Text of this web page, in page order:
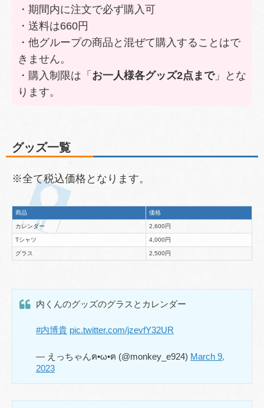
・期間内に注文で必ず購入可
・送料は660円
・他グループの商品と混ぜて購入することはで
きません。
・購入制限は「 お一人様各グッズ2点まで」とな
ります。
グッズ一覧
※全て税込価格となります。
商品 価格
カレンダー 2,600円
Tシャツ 4,000円
グラス 2,500円
内くんのグッズのグラスとカレンダー
#内博貴 pic.twitter.com/jzevfY32UR
— えっちゃんฅ•ω•ฅ (@monkey_e924) March 9,
2023